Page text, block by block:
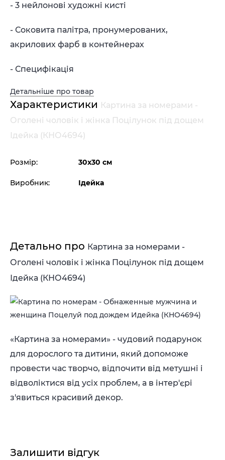
- 3 нейлонові художні кисті
- Соковита палітра, пронумерованих,
акрилових фарб в контейнерах
- Специфікація
Детальніше про товар
Характеристики Картина за номерами -
Оголені чоловік і жінка Поцілунок під дощем
Ідейка (КНО4694)
Розмір: 30х30 см
Виробник: Ідейка
Детально про Картина за номерами -
Оголені чоловік і жінка Поцілунок під дощем
Ідейка (КНО4694)
«Картина за номерами» - чудовий подарунок
для дорослого та дитини, який допоможе
провести час творчо, відпочити від метушні і
відволіктися від усіх проблем, а в інтер'єрі
з'явиться красивий декор.
Залишити відгук